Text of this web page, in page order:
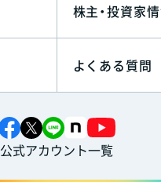
株主・投資家
よくある質問
公式アカウント一覧